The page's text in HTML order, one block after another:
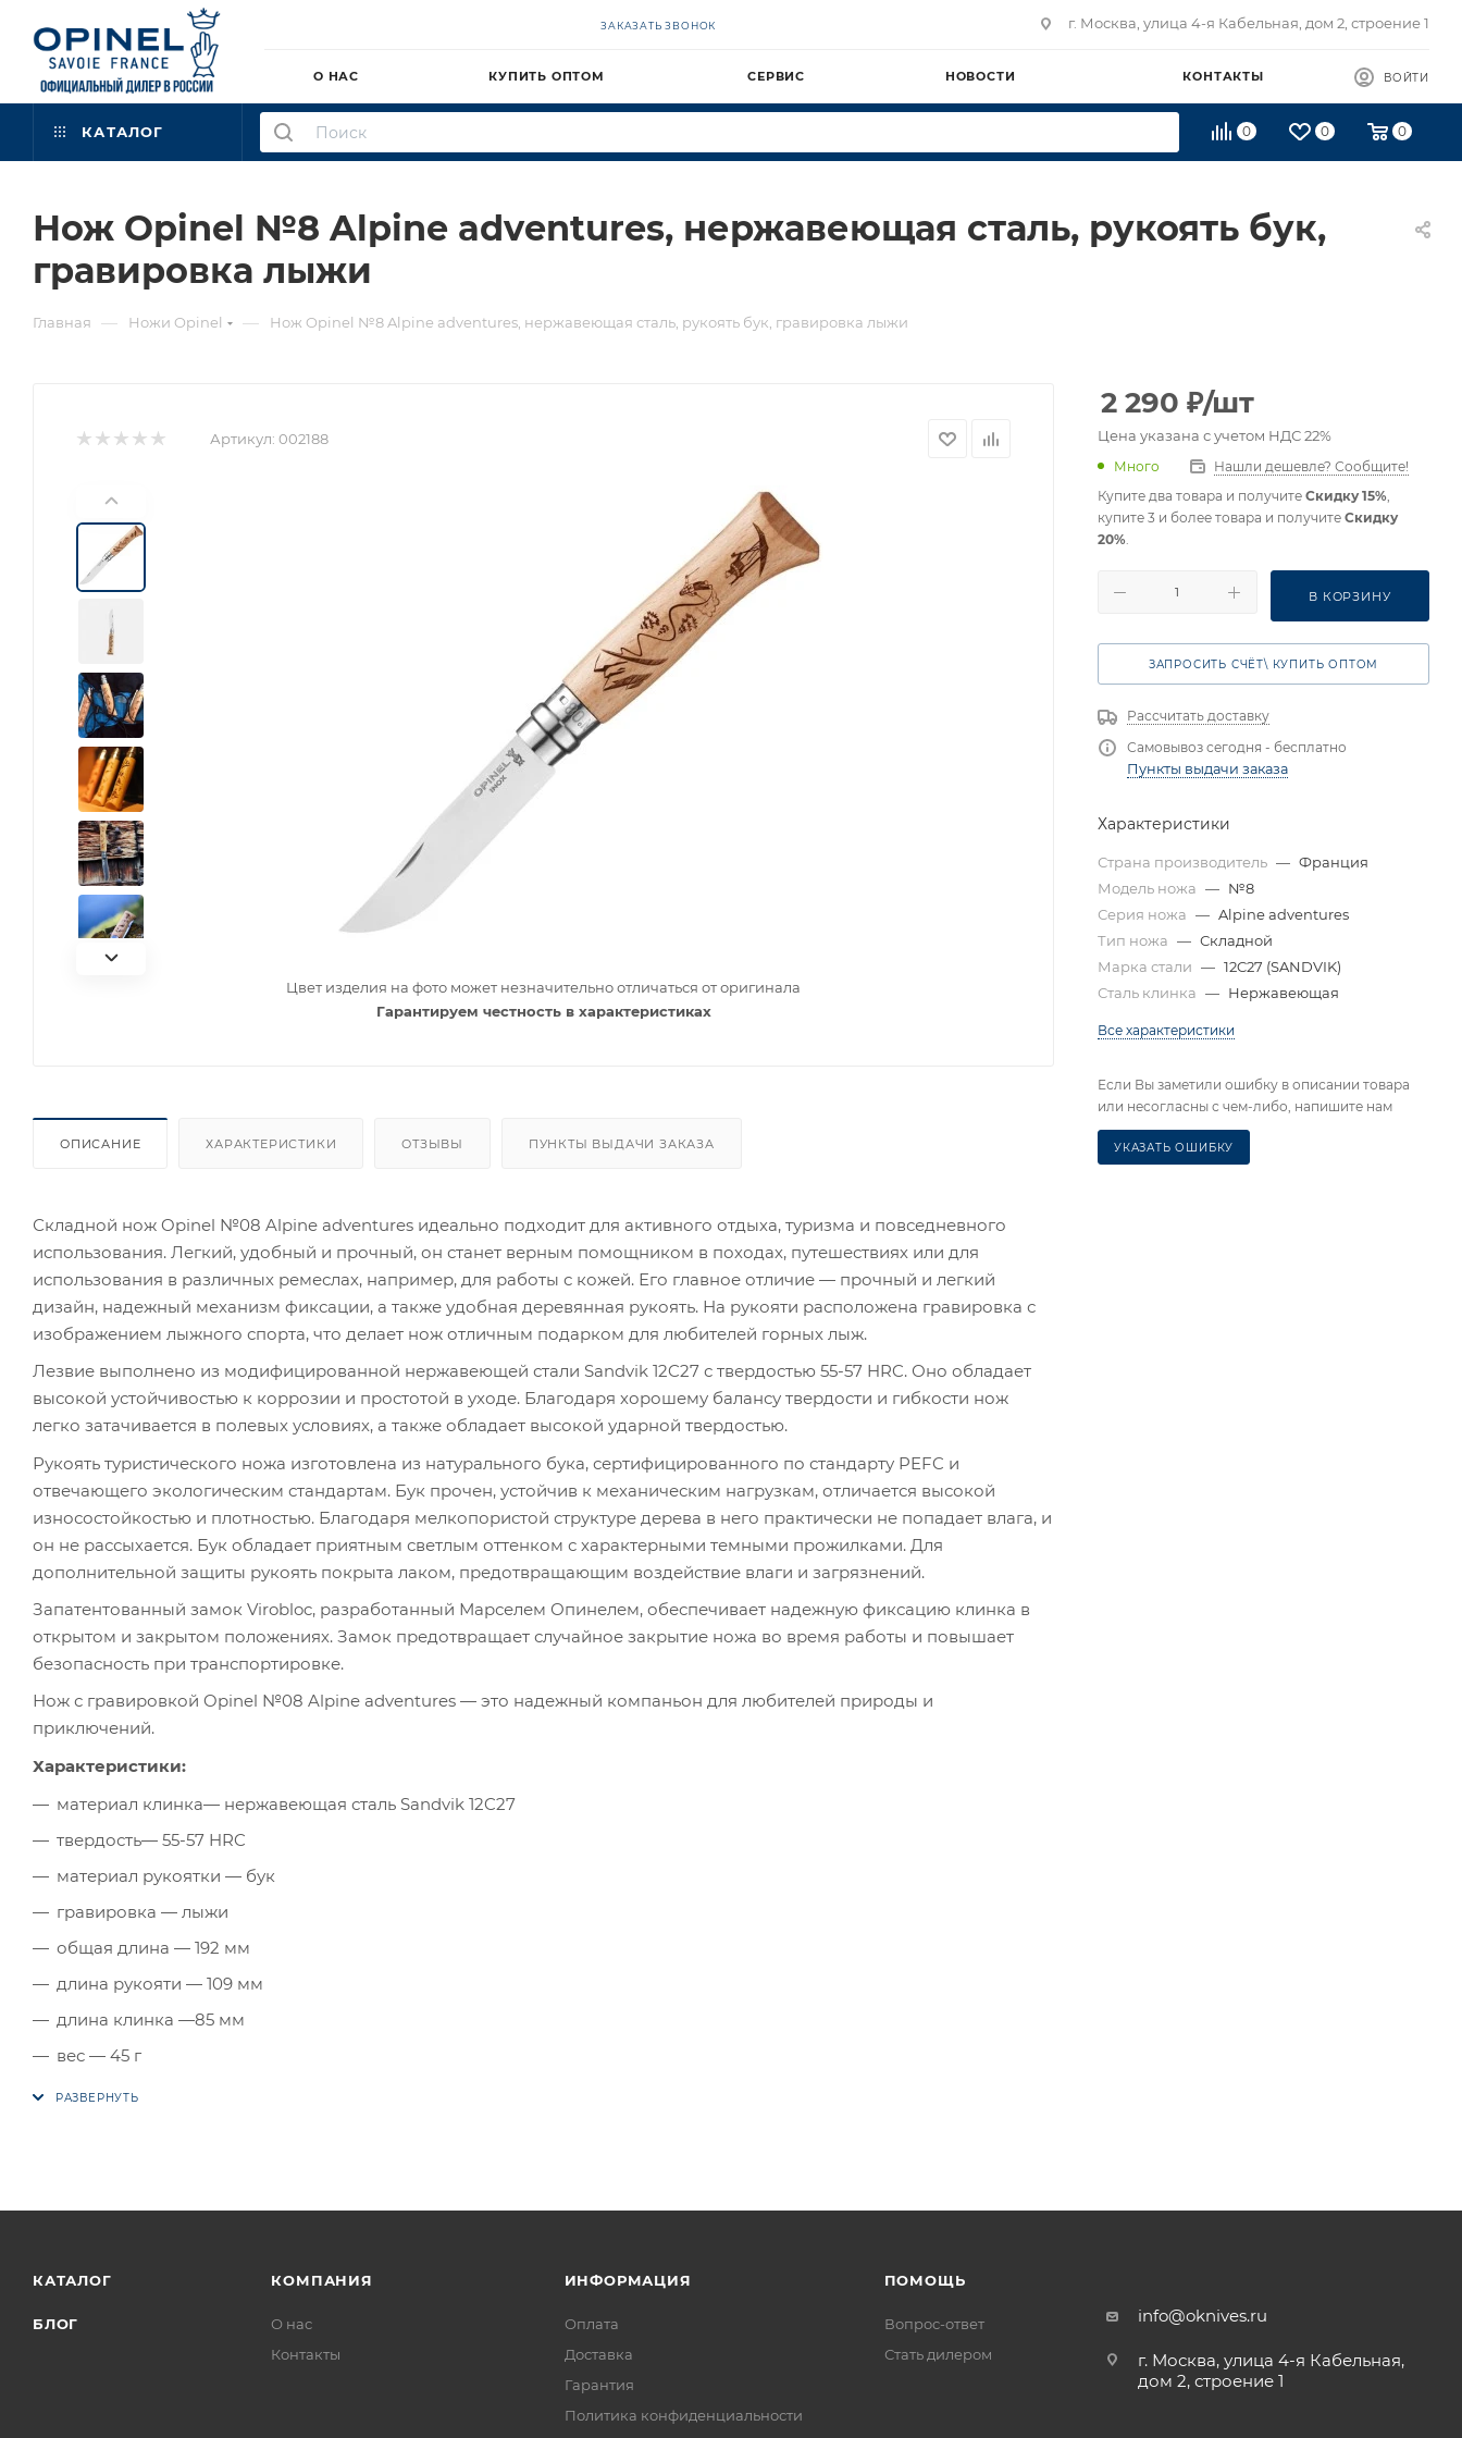
ЗАКАЗАТЬ ЗВОНОК г. Москва, улица 4-я Кабельная, дом 2, строение 1
О НАС КУПИТЬ ОПТОМ СЕРВИС НОВОСТИ КОНТАКТЫ ВОЙТИ
КАТАЛОГ 0 0 0
Нож Opinel №8 Alpine adventures, нержавеющая сталь, рукоять бук,
гравировка лыжи
Главная — Ножи Opinel — Нож Opinel №8 Alpine adventures, нержавеющая сталь, рукоять бук, гравировка лыжи
Артикул: 002188
Цвет изделия на фото может незначительно отличаться от оригинала
Гарантируем честность в характеристиках
ОПИСАНИЕ ХАРАКТЕРИСТИКИ ОТЗЫВЫ ПУНКТЫ ВЫДАЧИ ЗАКАЗА
Складной нож Opinel №08 Alpine adventures идеально подходит для активного отдыха, туризма и повседневного
использования. Легкий, удобный и прочный, он станет верным помощником в походах, путешествиях или для
использования в различных ремеслах, например, для работы с кожей. Его главное отличие — прочный и легкий
дизайн, надежный механизм фиксации, а также удобная деревянная рукоять. На рукояти расположена гравировка с
изображением лыжного спорта, что делает нож отличным подарком для любителей горных лыж.
Лезвие выполнено из модифицированной нержавеющей стали Sandvik 12C27 с твердостью 55-57 HRC. Оно обладает
высокой устойчивостью к коррозии и простотой в уходе. Благодаря хорошему балансу твердости и гибкости нож
легко затачивается в полевых условиях, а также обладает высокой ударной твердостью.
Рукоять туристического ножа изготовлена из натурального бука, сертифицированного по стандарту PEFC и
отвечающего экологическим стандартам. Бук прочен, устойчив к механическим нагрузкам, отличается высокой
износостойкостью и плотностью. Благодаря мелкопористой структуре дерева в него практически не попадает влага, и
он не рассыхается. Бук обладает приятным светлым оттенком с характерными темными прожилками. Для
дополнительной защиты рукоять покрыта лаком, предотвращающим воздействие влаги и загрязнений.
Запатентованный замок Virobloc, разработанный Марселем Опинелем, обеспечивает надежную фиксацию клинка в
открытом и закрытом положениях. Замок предотвращает случайное закрытие ножа во время работы и повышает
безопасность при транспортировке.
Нож с гравировкой Opinel №08 Alpine adventures — это надежный компаньон для любителей природы и
приключений.
Характеристики:
материал клинка— нержавеющая сталь Sandvik 12C27
твердость— 55-57 HRC
материал рукоятки — бук
гравировка — лыжи
общая длина — 192 мм
длина рукояти — 109 мм
длина клинка —85 мм
вес — 45 г
2 290 ₽/шт
Цена указана с учетом НДС 22%
Много
Нашли дешевле? Сообщите!
Купите два товара и получите Скидку 15%,
купите 3 и более товара и получите Скидку
20%.
В КОРЗИНУ
ЗАПРОСИТЬ СЧЁТ\ КУПИТЬ ОПТОМ
Рассчитать доставку
Самовывоз сегодня - бесплатно
Пункты выдачи заказа
Характеристики
Страна производитель — Франция
Модель ножа — №8
Серия ножа — Alpine adventures
Тип ножа — Складной
Марка стали — 12C27 (SANDVIK)
Сталь клинка — Нержавеющая
Все характеристики
Если Вы заметили ошибку в описании товара
или несогласны с чем-либо, напишите нам
УКАЗАТЬ ОШИБКУ
КАТАЛОГ
БЛОГ
КОМПАНИЯ
О нас
Контакты
ИНФОРМАЦИЯ
Оплата
Доставка
Гарантия
Политика конфиденциальности
ПОМОЩЬ
Вопрос-ответ
Стать дилером
info@oknives.ru
г. Москва, улица 4-я Кабельная,
дом 2, строение 1